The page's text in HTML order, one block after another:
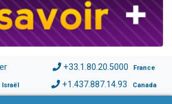
+33.1.80.20.5000 France
Israël +1.437.887.14.93 Canada